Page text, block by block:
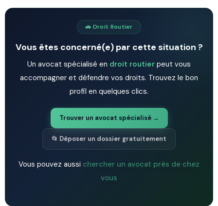
🚗 Droit Routier
Vous êtes concerné(e) par cette situation ?
Un avocat spécialisé en droit routier peut vous
accompagner et défendre vos droits. Trouvez le bon
profil en quelques clics.
Trouver un avocat spécialisé →
📂 Déposer un dossier gratuitement
Vous pouvez aussi chercher un avocat près de chez
vous